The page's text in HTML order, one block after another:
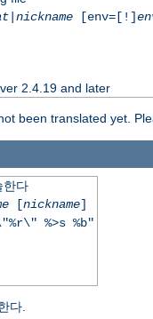
| nickname[env=[!]
2.4.19 and later
been translated yet.
한다
[nickname]
%>s %b"
다.